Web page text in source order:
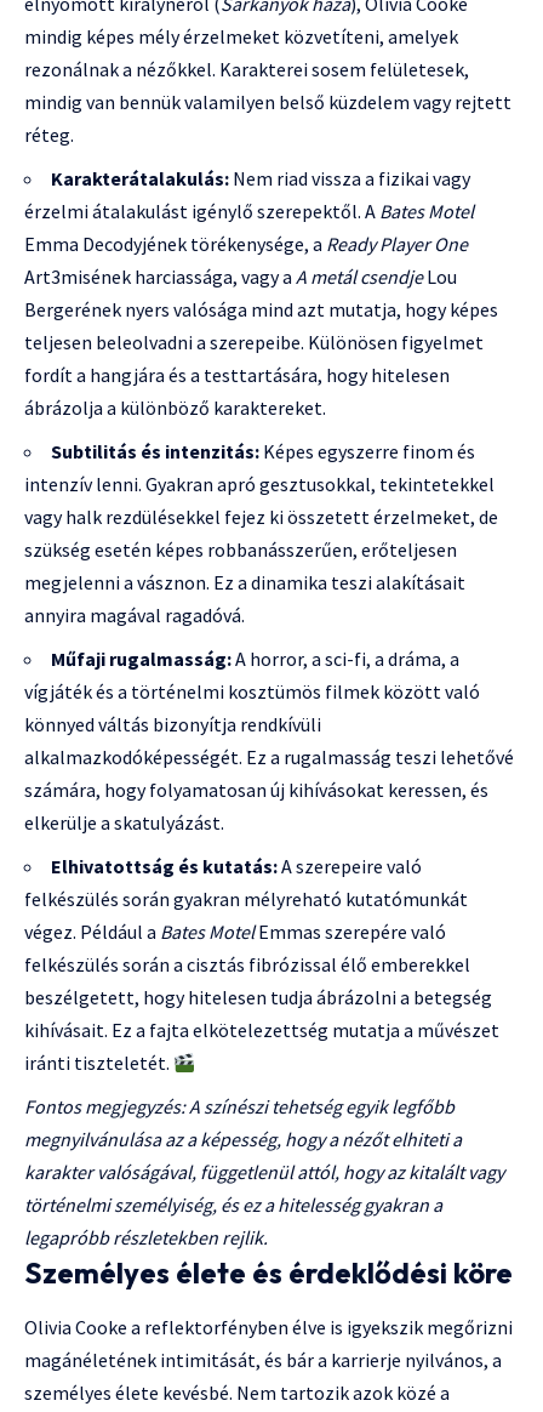
mindig képes mély érzelmeket közvetíteni, amelyek
rezonálnak a nézőkkel. Karakterei sosem felületesek,
mindig van bennük valamilyen belső küzdelem vagy rejtett
réteg.
Karakterátalakulás: Nem riad vissza a fizikai vagy
érzelmi átalakulást igénylő szerepektől. A Bates Motel
Emma Decodyjének törékenysége, a Ready Player One
Art3misének harciassága, vagy a A metál csendjeLou
Bergerének nyers valósága mind azt mutatja, hogy képes
teljesen beleolvadni a szerepeibe. Különösen figyelmet
fordít a hangjára és a testtartására, hogy hitelesen
ábrázolja a különböző karaktereket.
Subtilitás és intenzitás: Képes egyszerre finom és
intenzív lenni. Gyakran apró gesztusokkal, tekintetekkel
vagy halk rezdülésekkel fejez ki összetett érzelmeket, de
szükség esetén képes robbanásszerűen, erőteljesen
megjelenni a vásznon. Ez a dinamika teszi alakításait
annyira magával ragadóvá.
Műfaji rugalmasság:A horror, a sci-fi, a dráma, a
vígjáték és a történelmi kosztümös filmek között való
könnyed váltás bizonyítja rendkívüli
alkalmazkodóképességét. Ez a rugalmasság teszi lehetővé
számára, hogy folyamatosan új kihívásokat keressen, és
elkerülje a skatulyázást.
Elhivatottság és kutatás:A szerepeire való
felkészülés során gyakran mélyreható kutatómunkát
végez. Például a Bates MotelEmmas szerepére való
felkészülés során a cisztás fibrózissal élő emberekkel
beszélgetett, hogy hitelesen tudja ábrázolni a betegség
kihívásait. Ez a fajta elkötelezettség mutatja a művészet
iránti tiszteletét.
Fontos megjegyzés: A színészi tehetség egyik legfőbb
megnyilvánulása az a képesség, hogy a nézőt elhiteti a
karakter valóságával, függetlenül attól, hogy az kitalált vagy
történelmi személyiség, és ez a hitelesség gyakran a
legapróbb részletekben rejlik.
Személyes élete és érdeklődési köre
Olivia Cooke a reflektorfényben élve is igyekszik megőrizni
magánéletének intimitását, és bár a karrierje nyilvános, a
személyes élete kevésbé. Nem tartozik azok közé a